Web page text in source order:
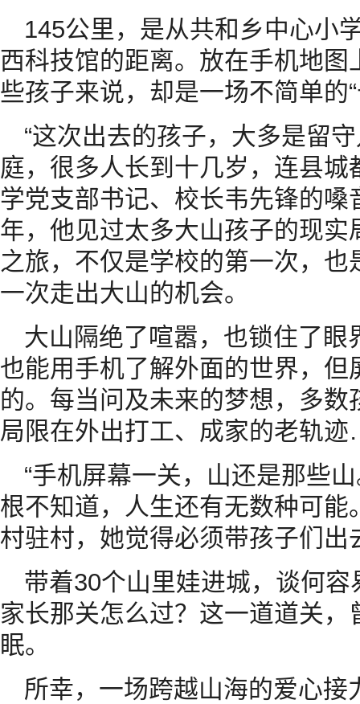
145公里，是从共和乡中心小
西科技馆的距离。放在手机地
些孩子来说，却是一场不简单的
“这次出去的孩子，大多是留
庭，很多人长到十几岁，连县城
学党支部书记、校长韦先锋的
年，他见过太多大山孩子的现
之旅，不仅是学校的第一次，
一次走出大山的机会。
大山隔绝了喧嚣，也锁住了眼
也能用手机了解外面的世界，
的。每当问及未来的梦想，多
局限在外出打工、成家的老轨
“手机屏幕一关，山还是那些
根不知道，人生还有无数种可能
村驻村，她觉得必须带孩子们出
带着30个山里娃进城，谈何
家长那关怎么过？这一道道关
眠。
所幸，一场跨越山海的爱心接